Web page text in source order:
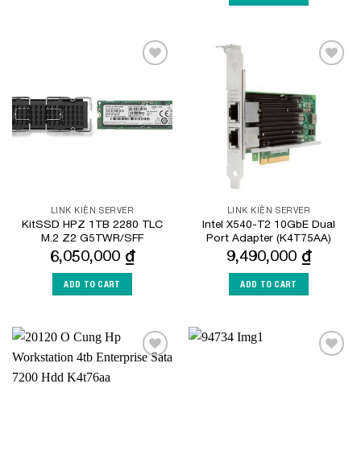
LINK KIỆN SERVER
KitSSD HPZ 1TB 2280 TLC
M.2 Z2 G5TWR/SFF
6,050,000 ₫
ADD TO CART
LINK KIỆN SERVER
Intel X540-T2 10GbE Dual
Port Adapter (K4T75AA)
9,490,000 ₫
ADD TO CART